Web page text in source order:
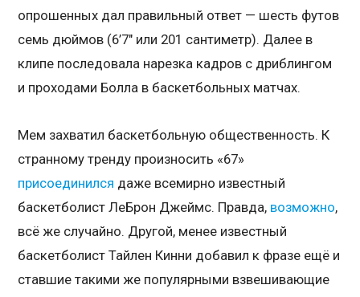
опрошенных дал правильный ответ — шесть футов
семь дюймов (6’7″ или 201 сантиметр). Далее в
клипе последовала нарезка кадров с дриблингом
и проходами Болла в баскетбольных матчах.
Мем захватил баскетбольную общественность. К
странному тренду произносить «67»
присоединился даже всемирно известный
баскетболист ЛеБрон Джеймс. Правда, возможно,
всё же случайно. Другой, менее известный
баскетболист Тайлен Кинни добавил к фразе ещё и
ставшие такими же популярными взвешивающие